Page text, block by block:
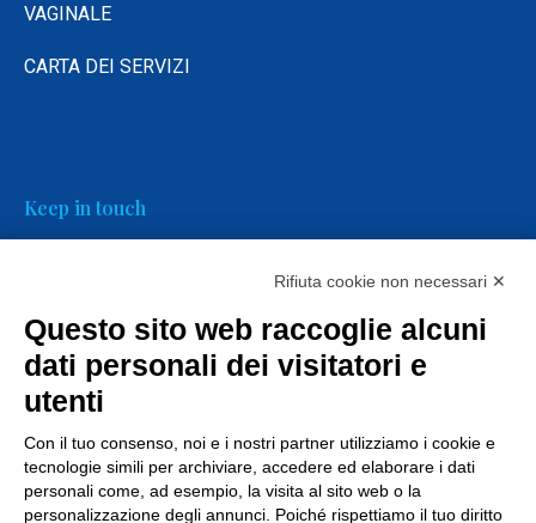
VAGINALE
CARTA DEI SERVIZI
Keep in touch
FAQs
Rifiuta cookie non necessari ✕
Questo sito web raccoglie alcuni
dati personali dei visitatori e
utenti
Con il tuo consenso, noi e i nostri partner utilizziamo i cookie e
tecnologie simili per archiviare, accedere ed elaborare i dati
personali come, ad esempio, la visita al sito web o la
personalizzazione degli annunci. Poiché rispettiamo il tuo diritto